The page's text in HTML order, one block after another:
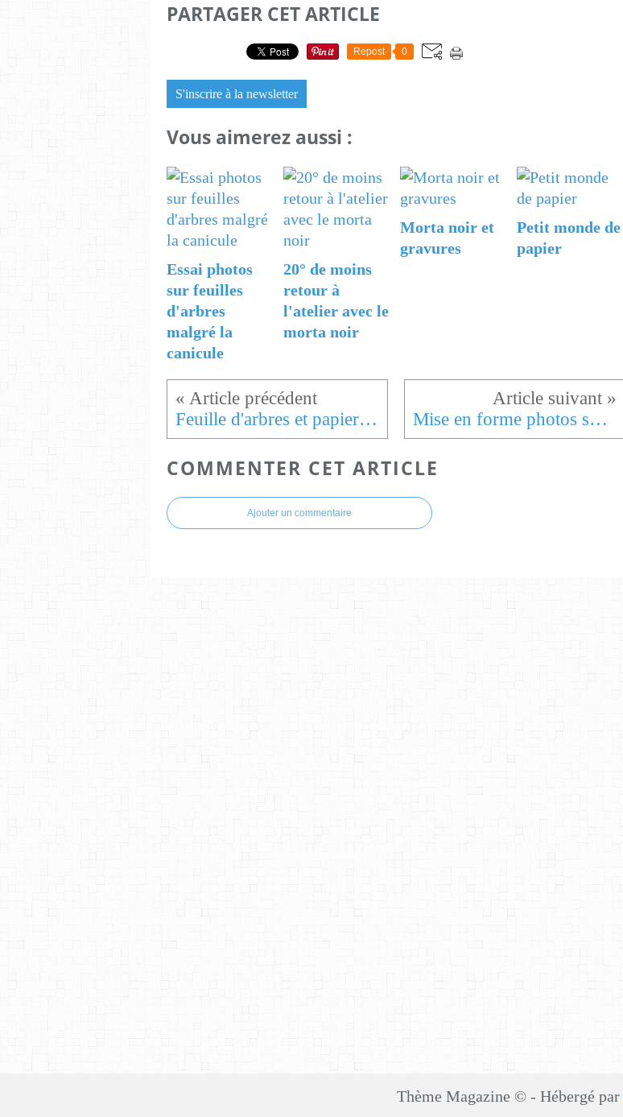
PARTAGER CET ARTICLE
Repost 0
S'inscrire à la newsletter
Vous aimerez aussi :
Essai photos
sur feuilles
d'arbres
malgré la
canicule
20° de moins
retour à
l'atelier avec le
morta noir
Morta noir et
gravures
Petit monde de
papier
Feuille d'arbres et papier végétal Mise en forme photos sur feuilles et papier végétal
COMMENTER CET ARTICLE
Ajouter un commentaire
Thème Magazine © - Hébergé par